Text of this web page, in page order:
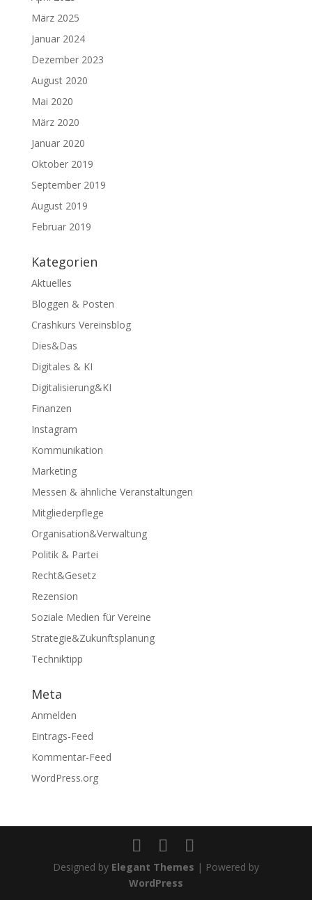
März 2025
Januar 2024
Dezember 2023
August 2020
Mai 2020
März 2020
Januar 2020
Oktober 2019
September 2019
August 2019
Februar 2019
Kategorien
Aktuelles
Bloggen & Posten
Crashkurs Vereinsblog
Dies&Das
Digitales & KI
Digitalisierung&KI
Finanzen
Instagram
Kommunikation
Marketing
Messen & ähnliche Veranstaltungen
Mitgliederpflege
Organisation&Verwaltung
Politik & Partei
Recht&Gesetz
Rezension
Soziale Medien für Vereine
Strategie&Zukunftsplanung
Techniktipp
Meta
Anmelden
Eintrags-Feed
Kommentar-Feed
WordPress.org
Designed by Elegant Themes | Powered by
WordPress